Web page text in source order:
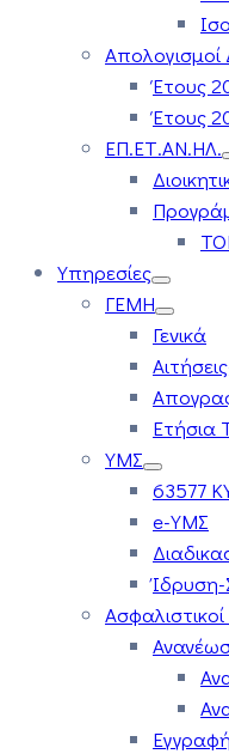
Έτους
Έτους
ΕΠ.ΕΤ.ΑΝ.ΗΛ.
Υπηρεσίες
ΓΕΜΗ
Γενικά
Ετήσια
ΥΜΣ
63577
e-ΥΜΣ
Ίδρυση-
Εγγραφή